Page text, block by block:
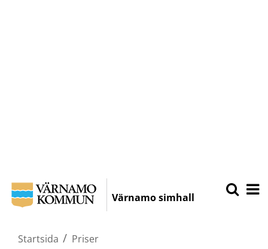
huvudinnehållet
Värnamo simhall
Sök
på
Startsida / Priser